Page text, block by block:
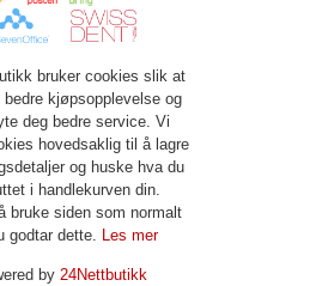
bruker cookies slik at
bedre kjøpsopplevelse og
deg bedre service. Vi
hovedsaklig til å lagre
og huske hva du
i handlekurven din.
bruke siden som normalt
godtar dette. Les mer
by 24Nettbutikk